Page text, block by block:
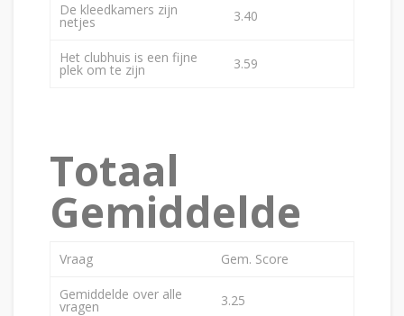
De kleedkamers zijn
netjes 3.40
Het clubhuis is een fijne
plek om te zijn 3.59
Totaal
Gemiddelde
Vraag Gem. Score
Gemiddelde over alle
vragen 3.25